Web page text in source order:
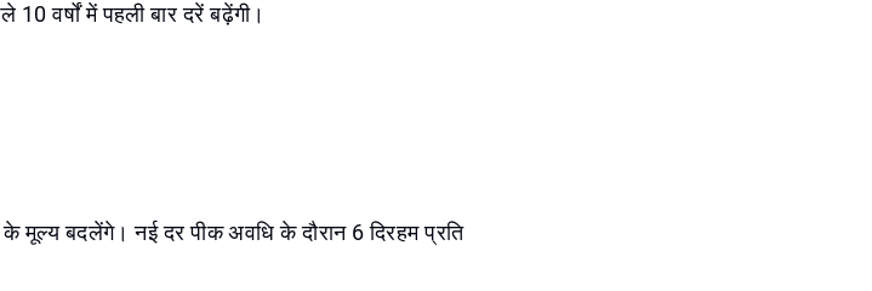
वर्षों में पहली बार दरें बढ़ेंगी।
के मूल्य बदलेंगे। नई दर पीक अवधि के दौरान 6 दिरहम प्रति